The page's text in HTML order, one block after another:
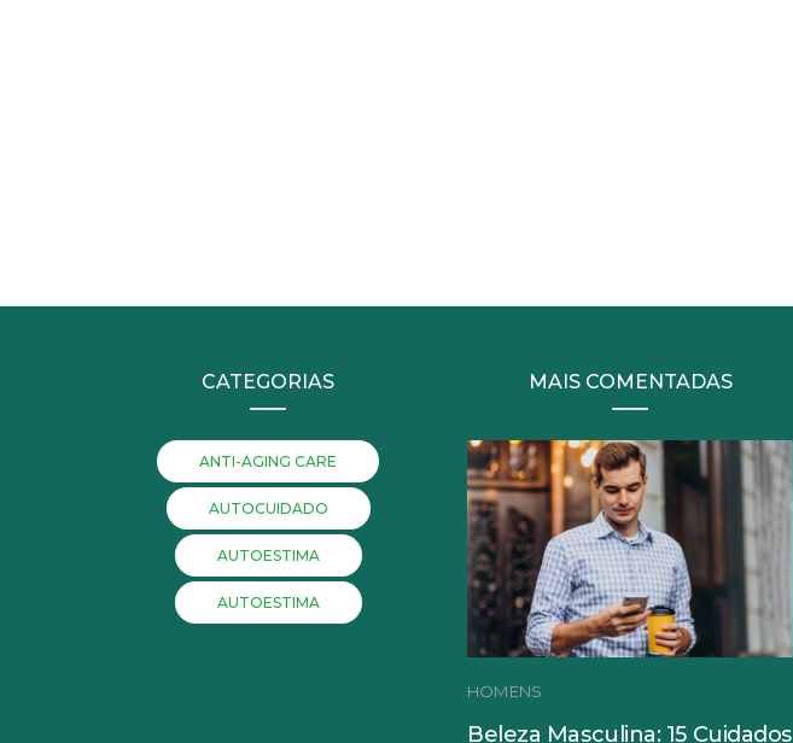
CATEGORIAS
ANTI-AGING CARE
AUTOCUIDADO
AUTOESTIMA
AUTOESTIMA
MAIS COMENTADAS
HOMENS
Beleza Masculina: 15 Cuidados